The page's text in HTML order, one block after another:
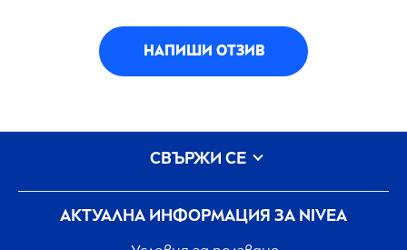
НАПИШИ ОТЗИВ
АКТУАЛНА ИНФОРМАЦИЯ ЗА NIVEA
СВЪРЖИ СЕ